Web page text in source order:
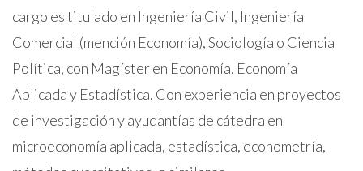
cargo es titulado en Ingeniería Civil, Ingeniería
Comercial (mención Economía), Sociología o Ciencia
Política, con Magíster en Economía, Economía
Aplicada y Estadística. Con experiencia en proyectos
de investigación y ayudantías de cátedra en
microeconomía aplicada, estadística, econometría,